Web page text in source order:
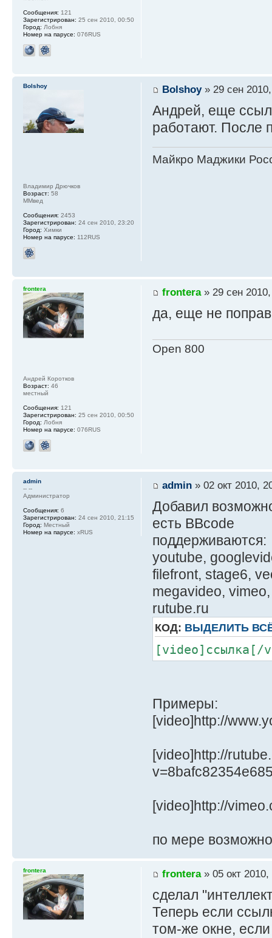
Сообщения: 121
Зарегистрирован: 25 сен 2010, 00:50
Город: Лобня
Номер на парусе: 076RUS
Bolshoy» 29 сен
Андрей, еще
работают. После
Майкро Маджики
Bolshoy
Владимир Дрючков
Возраст: 58
ММвед
Сообщения: 2453
Зарегистрирован: 24 сен 2010, 23:20
Город: Химки
Номер на парусе: 112RUS
frontera» 29 сен
да, еще не
Open 800
frontera
Андрей Коротков
Возраст: 46
местный
Сообщения: 121
Зарегистрирован: 25 сен 2010, 00:50
Город: Лобня
Номер на парусе: 076RUS
admin» 02 окт 2010,
Добавил
есть BBcode
поддерживаются:
youtube,
filefront, stage6,
megavideo,
rutube.ru
КОД: ВЫДЕЛИТЬ
[video]ссылка[/
Примеры:
[video]http://
[video]http://
[video]http://
по мере
admin
-- --
Администратор
Сообщения: 6
Зарегистрирован: 24 сен 2010, 21:15
Город: Местный
Номер на парусе: xRUS
frontera» 05 окт 2010,
сделал
Теперь если
том-же окне,
frontera